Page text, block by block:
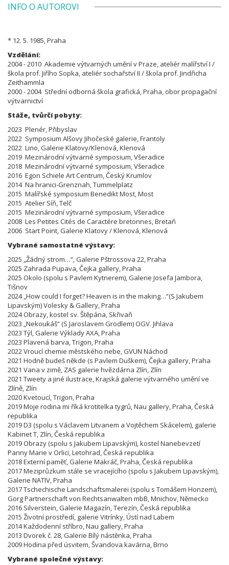
INFO O AUTOROVI
* 12. 5. 1985, Praha
Vzdělání:
2004 - 2010 Akademie výtvarných umění v Praze, ateliér malířství I /
škola prof. Jiřího Sopka, ateliér sochařství II / škola prof. Jindřicha
Zeithammla
2000 - 2004 Střední odborná škola grafická, Praha, obor propagační
výtvarnictví
Stáže, tvůrčí pobyty:
2023 Plenér, Přibyslav
2022 Symposium Alšovy Jihočeské galerie, Frantoly
2022 Lino, Galerie Klatovy/Klenová, Klenová
2019 Mezinárodní výtvarné symposium, Všeradice
2018 Mezinárodní výtvarné symposium, Všeradice
2016 Egon Schiele Art Centrum, Český Krumlov
2014 Na hranici-Grenznah, Tummelplatz
2015 Malířské symposium Benedikt Most, Most
2015 Atelier Síň, Telč
2015 Mezinárodní výtvarné symposium, Všeradice
2008 Les Petites Cités de Caractére bretonnes, Bretaň
2006 Start Point, Galerie Klatovy / Klenová, Klenová
Vybrané samostatné výstavy:
2025 „Žádný strom…“, Galerie Pštrossova 22, Praha
2025 Zahrada Pupava, Čejka gallery, Praha
2025 Okolo (spolu s Pavlem Kytnerem), Galerie Josefa Jambora,
Tišnov
2024 „How could I forget? Heaven is in the making…“(S Jakubem
Lipavským) Volesky & Gallery, Praha
2024 Obrazy, kostel sv. Štěpána, Skřivaň
2023 „Nekoukáš“ (S Jaroslavem Grodlem) OGV. Jihlava
2023 Týl, Galerie Výklady AXA, Praha
2023 Plavená barva, Trigon, Praha
2022 Vroucí chemie městského nebe, GVUN Náchod
2021 Hodně budeš někde (s Pavlem Duškem), Čejka gallery, Praha
2021 Vana v zimě, ZAS galerie hvězdárna Zlín, Zlín
2021 Tweety a jiné ilustrace, Krajská galerie výtvarného umění ve
Zlíně, Zlín
2020 Kvetoucí, Trigon, Praha
2019 Moje rodina mi říká krotitelka tygrů, Nau gallery, Praha, Česká
republika
2019 D3 (spolu s Václavem Litvanem a Vojtěchem Skácelem), galerie
Kabinet T, Zlín, Česká republika
2019 Obrazy (spolu s Jakubem Lipavským), kostel Nanebevzetí
Panny Marie v Orlici, Letohrad, Česká republika
2018 Externí paměť, Galerie Makráč, Praha, Česká republika
2017 Meziprůzkum stále se vracejícího (spolu s Jakubem Lipavským),
Galerie NATIV, Praha
2017 Tschechische Landschaftsmalerei (spolu s Tomášem Honzem),
Gorg Partnerschaft von Rechtsanwalten mbB, Mnichov, Německo
2016 Silverstein, Galerie Magazín, Terezín, Česká republika
2015 Životní prostředí, galerie Vitrínky, Ústí nad Labem
2014 Každodenní stříbro, Nau gallery, Praha
2013 Dvorek č. 28, Galerie Bílý nástěnka, Praha
2009 Hodina před úsvitem, Švandova kavárna, Brno
Vybrané společné výstavy: